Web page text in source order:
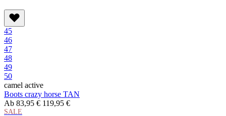
45
46
47
48
49
50
camel active
Boots crazy horse TAN
Ab 83,95 € 119,95 €
SALE